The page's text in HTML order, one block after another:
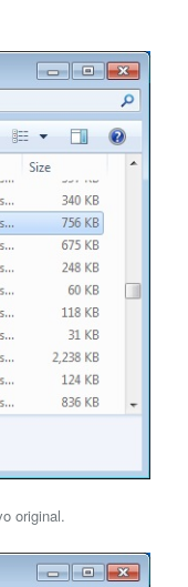
original.